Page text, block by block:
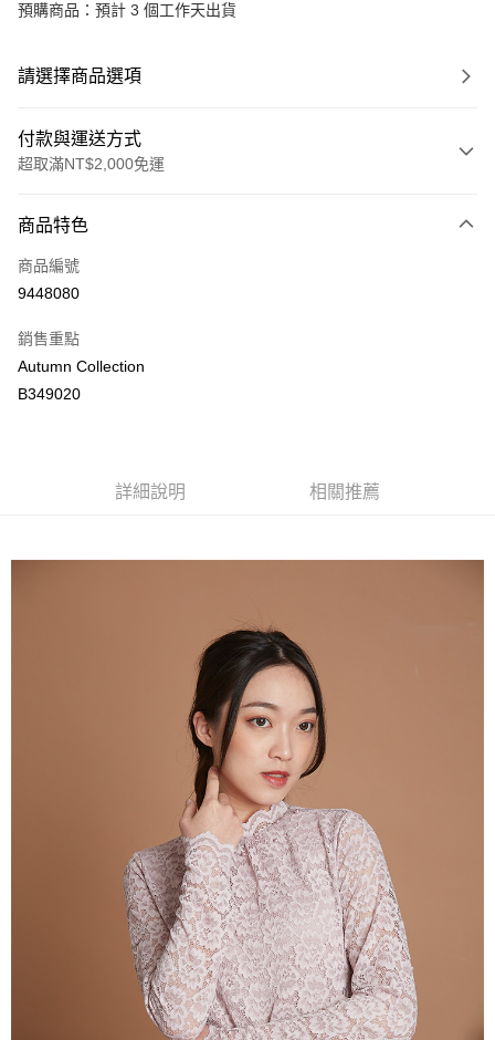
預購商品：預計 3 個工作天出貨
請選擇商品選項
付款與運送方式
超取滿NT$2,000免運
信用卡一次付款
LINE Pay
街口支付
悠遊付
每筆NT$80，滿NT$2,000(含以上)免運費
每筆NT$80，滿NT$2,000(含以上)免運費
每筆NT$80，滿NT$2,000(含以上)免運費
每筆NT$80，滿NT$2,000(含以上)免運費
每筆NT$100，滿NT$2,000(含以上)免運費
商品特色
商品編號
9448080
銷售重點
Autumn Collection
B349020
詳細說明 相關推薦